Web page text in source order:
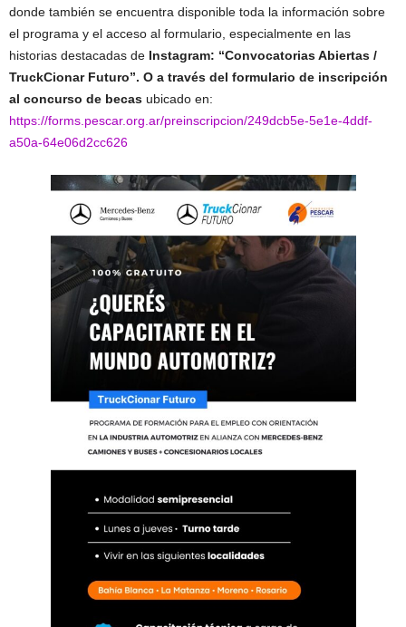
donde también se encuentra disponible toda la información sobre
el programa y el acceso al formulario, especialmente en las
historias destacadas de Instagram: “Convocatorias Abiertas /
TruckCionar Futuro”. O a través del formulario de inscripción
al concurso de becas ubicado en:
https://forms.pescar.org.ar/preinscripcion/249dcb5e-5e1e-4ddf-
a50a-64e06d2cc626